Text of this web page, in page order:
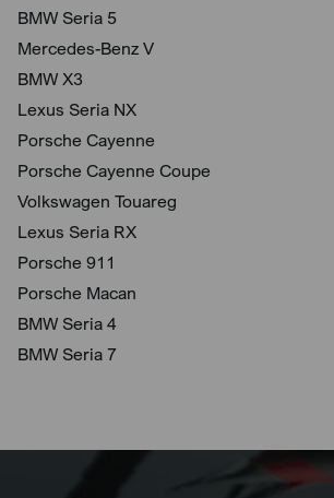
BMW Seria 5
Mercedes-Benz V
BMW X3
Lexus Seria NX
Porsche Cayenne
Porsche Cayenne Coupe
Volkswagen Touareg
Lexus Seria RX
Porsche 911
Porsche Macan
BMW Seria 4
BMW Seria 7